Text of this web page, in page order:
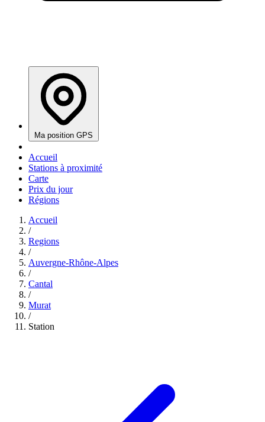
Ma position GPS
Accueil
Stations à proximité
Carte
Prix du jour
Régions
Accueil
/
Regions
/
Auvergne-Rhône-Alpes
/
Cantal
/
Murat
/
Station